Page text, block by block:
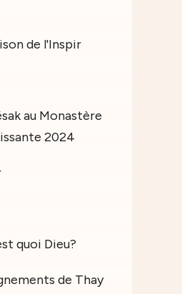
de l'Inspir
au Monastère
2024
quoi Dieu?
de Thay